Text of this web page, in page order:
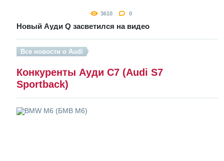
3610 0
Новый Ауди Q засветился на видео
Все новости о Audi
Конкуренты Ауди С7 (Audi S7
Sportback)